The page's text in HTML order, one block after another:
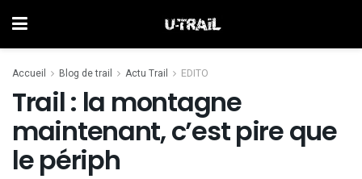
Accueil Blog de trail Actu Trail EDITO
Trail : la montagne
maintenant, c’est pire que
le périph